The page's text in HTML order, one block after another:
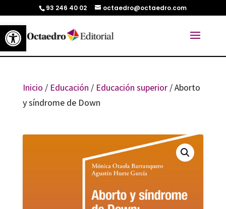
Abrir barra de herramientas
93 246 40 02 octaedro@octaedro.com
Inicio / Educación / Educación superior/ Aborto
y síndrome de Down